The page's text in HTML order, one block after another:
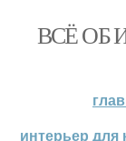
ВСЁ ОБ
интерьер для